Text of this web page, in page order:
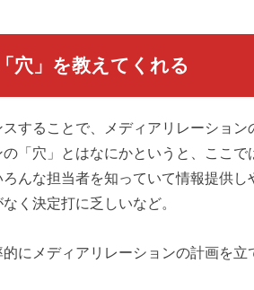
穴」を教えてくれる
することで、メディアリレーショ
「穴」とはなにかというと、ここで
んな担当者を知っていて情報提供
く決定打に乏しいなど。
的にメディアリレーションの計画を